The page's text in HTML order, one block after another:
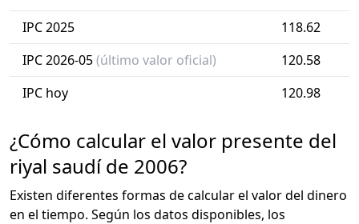
IPC 2025
118.62
IPC 2026-05(último valor oficial)
120.58
IPC hoy
120.98
¿Cómo calcular el valor presente del
riyal saudí de 2006?
Existen diferentes formas de calcular el valor del dinero
en el tiempo. Según los datos disponibles, los